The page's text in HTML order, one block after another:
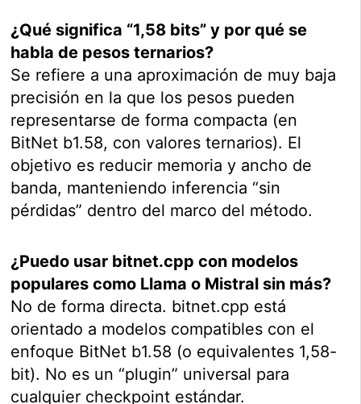
¿Qué significa “1,58 bits” y por qué se
habla de pesos ternarios?
Se refiere a una aproximación de muy baja
precisión en la que los pesos pueden
representarse de forma compacta (en
BitNet b1.58, con valores ternarios). El
objetivo es reducir memoria y ancho de
banda, manteniendo inferencia “sin
pérdidas” dentro del marco del método.
¿Puedo usar bitnet.cpp con modelos
populares como Llama o Mistral sin más?
No de forma directa. bitnet.cpp está
orientado a modelos compatibles con el
enfoque BitNet b1.58 (o equivalentes 1,58-
bit). No es un “plugin” universal para
cualquier checkpoint estándar.